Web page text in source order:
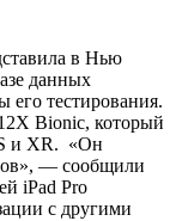
в Нью
данных
его тестирования.
Bionic, который
и XR. «Он
— сообщили
iPad Pro
с другими